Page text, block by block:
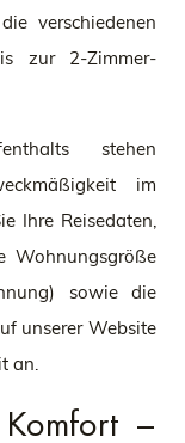
verschiedenen
zur 2-Zimmer-
stehen
im
Ihre Reisedaten,
Wohnungsgröße
sowie die
unserer Website
an.
–